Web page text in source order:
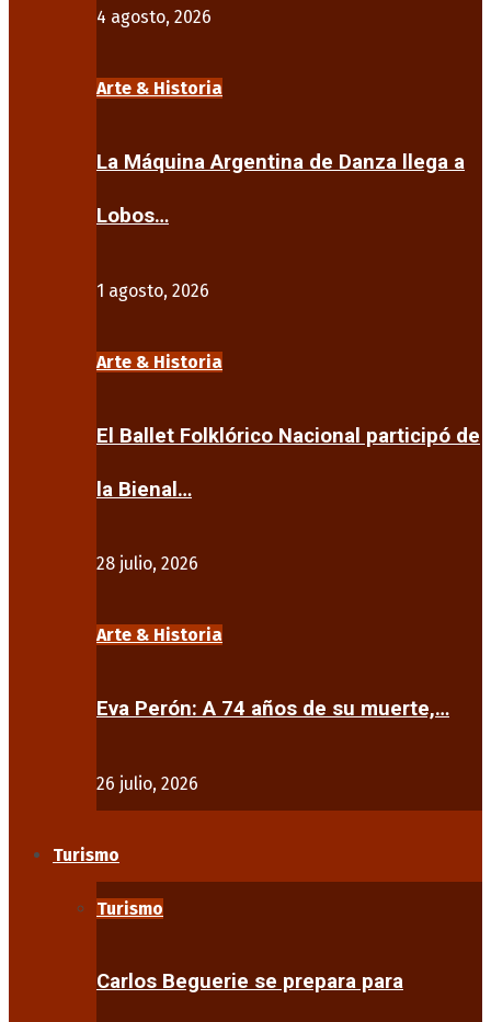
4 agosto, 2026
Arte & Historia
La Máquina Argentina de Danza llega a
Lobos…
1 agosto, 2026
Arte & Historia
El Ballet Folklórico Nacional participó de
la Bienal…
28 julio, 2026
Arte & Historia
Eva Perón: A 74 años de su muerte,…
26 julio, 2026
Turismo
Turismo
Carlos Beguerie se prepara para